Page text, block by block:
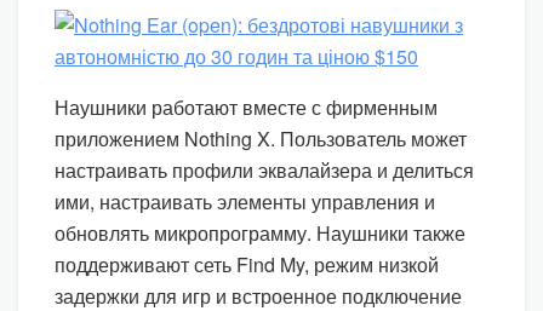
Наушники работают вместе с фирменным
приложением Nothing X. Пользователь может
настраивать профили эквалайзера и делиться
ими, настраивать элементы управления и
обновлять микропрограмму. Наушники также
поддерживают сеть Find My, режим низкой
задержки для игр и встроенное подключение